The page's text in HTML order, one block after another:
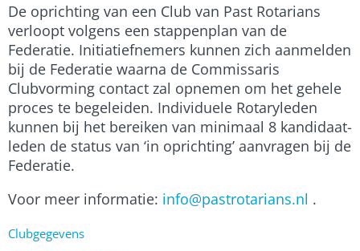
De oprichting van een Club van Past Rotarians
verloopt volgens een stappenplan van de
Federatie. Initiatiefnemers kunnen zich aanmelden
bij de Federatie waarna de Commissaris
Clubvorming contact zal opnemen om het gehele
proces te begeleiden. Individuele Rotaryleden
kunnen bij het bereiken van minimaal 8 kandidaat-
leden de status van ‘in oprichting’ aanvragen bij de
Federatie.
Voor meer informatie: info@pastrotarians.nl .
Clubgegevens